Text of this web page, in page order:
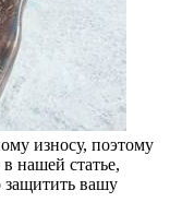
износу, поэтому
нашей статье,
защитить вашу